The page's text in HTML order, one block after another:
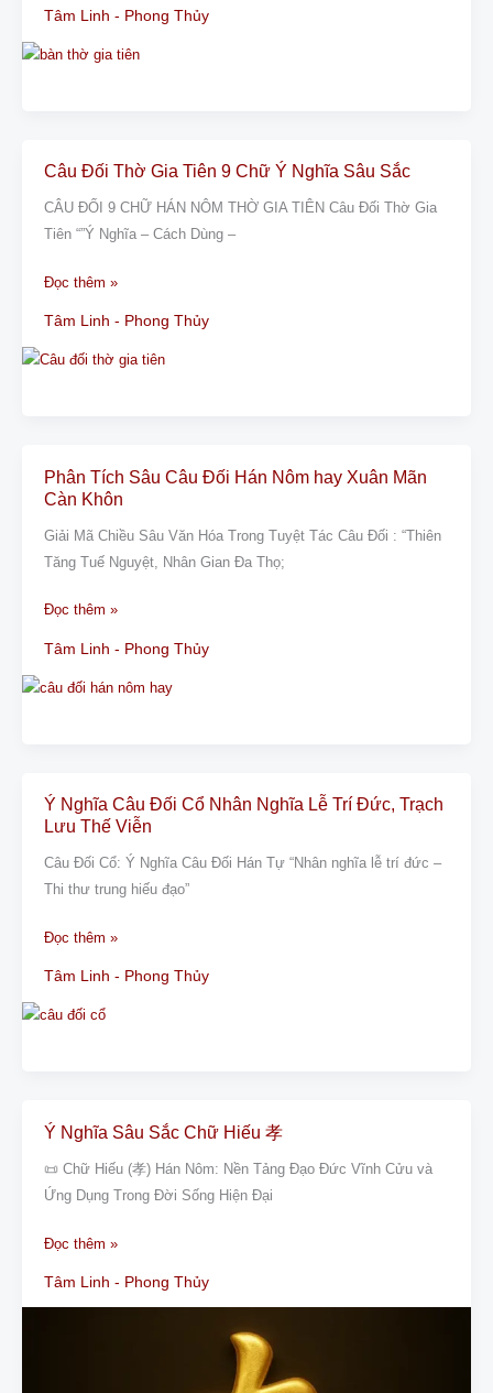
Trong
Đời
Tâm Linh - Phong Thủy
Câu Đối Thờ Gia Tiên 9 Chữ Ý Nghĩa Sâu Sắc
CÂU ĐỐI 9 CHỮ HÁN NÔM THỜ GIA TIÊN Câu Đối Thờ Gia
Tiên “”Ý Nghĩa – Cách Dùng –
Câu
Đối
Thờ
Tiên
Chữ
Ý
Đọc thêm »
Tâm Linh - Phong Thủy
Phân Tích Sâu Câu Đối Hán Nôm hay Xuân Mãn
Càn Khôn
Giải Mã Chiều Sâu Văn Hóa Trong Tuyệt Tác Câu Đối : “Thiên
Tăng Tuế Nguyệt, Nhân Gian Đa Thọ;
Phân
Tích
Sâu
Câu
Hán
Xuân
Đọc thêm »
Tâm Linh - Phong Thủy
Ý Nghĩa Câu Đối Cổ Nhân Nghĩa Lễ Trí Đức, Trạch
Lưu Thế Viễn
Câu Đối Cổ: Ý Nghĩa Câu Đối Hán Tự “Nhân nghĩa lễ trí đức –
Thi thư trung hiếu đạo”
Ý
Nghĩa
Câu
Đối
Nhân
Trí
Thế
Đọc thêm »
Tâm Linh - Phong Thủy
Ý Nghĩa Sâu Sắc Chữ Hiếu 孝
📜 Chữ Hiếu (孝) Hán Nôm: Nền Tảng Đạo Đức Vĩnh Cửu và
Ứng Dụng Trong Đời Sống Hiện Đại
Ý
Nghĩa
Sâu
Chữ
孝
Đọc thêm »
Tâm Linh - Phong Thủy